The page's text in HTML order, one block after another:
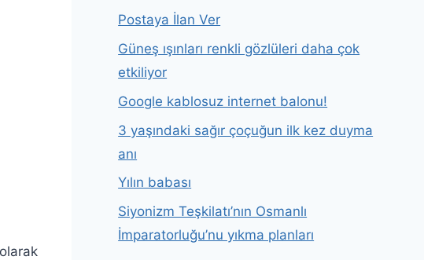
Postaya İlan Ver
Güneş ışınları renkli gözlüleri daha çok
etkiliyor
Google kablosuz internet balonu!
3 yaşındaki sağır çoçuğun ilk kez duyma
anı
Yılın babası
Siyonizm Teşkilatı’nın Osmanlı
İmparatorluğu’nu yıkma planları